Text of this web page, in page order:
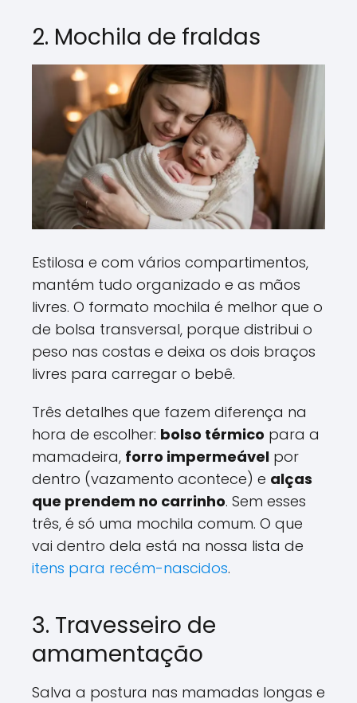
2. Mochila de fraldas
Estilosa e com vários compartimentos,
mantém tudo organizado e as mãos
livres. O formato mochila é melhor que o
de bolsa transversal, porque distribui o
peso nas costas e deixa os dois braços
livres para carregar o bebê.
Três detalhes que fazem diferença na
hora de escolher: bolso térmico para a
mamadeira, forro impermeável por
dentro (vazamento acontece) e alças
que prendem no carrinho. Sem esses
três, é só uma mochila comum. O que
vai dentro dela está na nossa lista de
itens para recém-nascidos.
3. Travesseiro de
amamentação
Salva a postura nas mamadas longas e